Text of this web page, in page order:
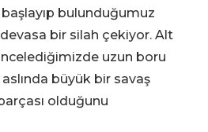
bulunduğumuz
bir silah çekiyor. Alt
uzun boru
büyük bir savaş
olduğunu